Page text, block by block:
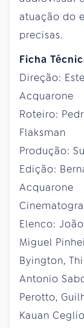
atuação do
precisas.
Ficha
Direção:
Acquarone
Roteiro:
Flaksman
Produção:
Edição:
Acquarone
Elenco:
Miguel
Byington,
Antonio
Perotto,
Kauan